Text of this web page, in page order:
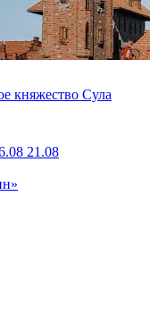
княжество Сула
21.08